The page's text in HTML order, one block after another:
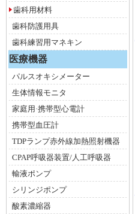
歯科用材料
歯科防護用具
歯科練習用マネキン
医療機器
パルスオキシメーター
生体情報モニタ
家庭用·携帯型心電計
携帯型血圧計
TDPランプ赤外線加熱照射機器
CPAP呼吸器装置/人工呼吸器
輸液ポンプ
シリンジポンプ
酸素濃縮器